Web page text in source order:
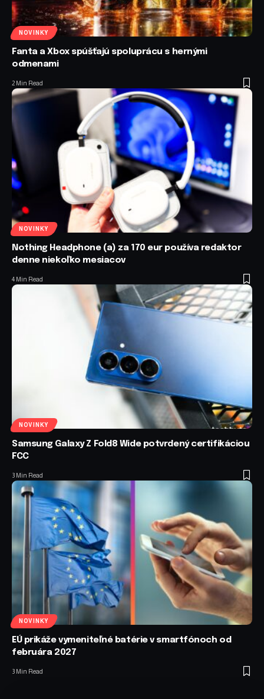
NOVINKY
Fanta a Xbox spúšťajú spoluprácu s hernými
odmenami
2 Min Read
NOVINKY
Nothing Headphone (a) za 170 eur používa redaktor
denne niekoľko mesiacov
4 Min Read
NOVINKY
Samsung Galaxy Z Fold8 Wide potvrdený certifikáciou
FCC
3 Min Read
NOVINKY
EÚ prikáže vymeniteľné batérie v smartfónoch od
februára 2027
3 Min Read